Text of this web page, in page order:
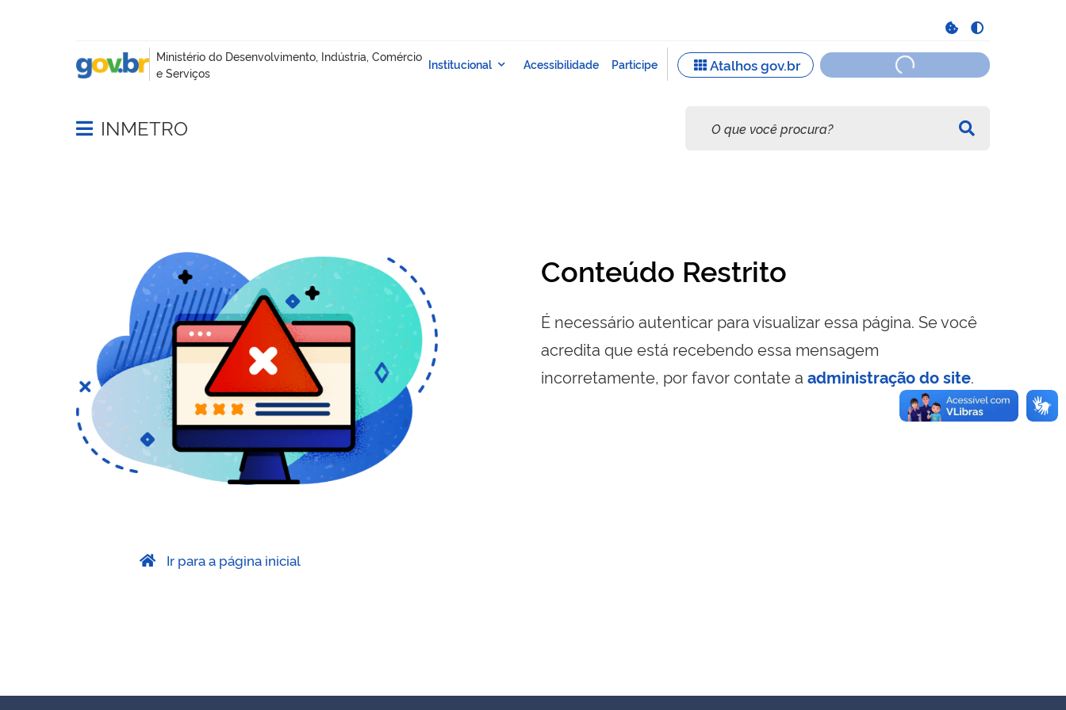
Abrir menu principal de navegação
INMETRO
Conteúdo Restrito
É necessário autenticar para visualizar essa página. Se você
acredita que está recebendo essa mensagem
incorretamente, por favor contate a administração do site.
Ir para a página inicial